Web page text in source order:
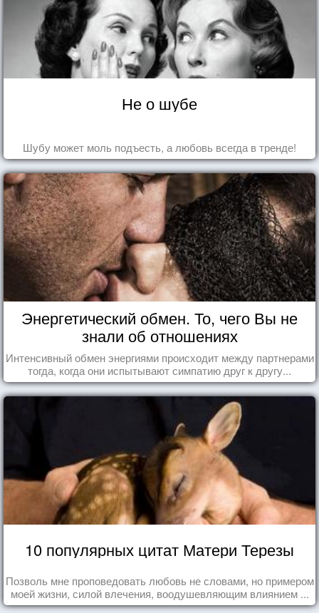
Не о шубе
Шубу может моль подъесть, а любовь всегда в тренде!
Энергетический обмен. То, чего Вы не
знали об отношениях
Интенсивный обмен энергиями происходит между партнерами
тогда, когда они испытывают симпатию друг к другу...
10 популярных цитат Матери Терезы
Позволь мне проповедовать любовь не словами, но примером
моей жизни, силой влечения, воодушевляющим влиянием ...